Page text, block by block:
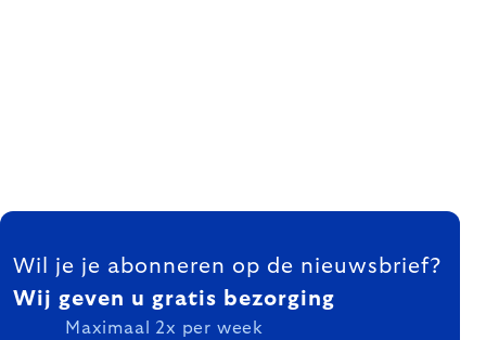
FOOTER
Wil je je abonneren op de nieuwsbrief?
Wij geven u gratis bezorging
Maximaal 2x per week